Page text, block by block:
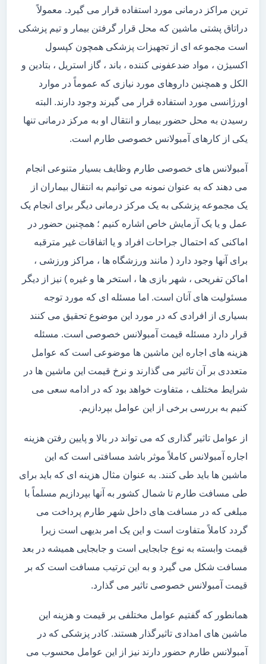
ترین مراکز درمانی مورد استفاده قرار می گیرد. معمولاً
دراتاق پشتی ماشین که محل قرار گرفتن بیمار و تیم پزشکی
است مجموعه ای از تجهیزات پزشکی همچون کپسول
اکسیژن ، مواد ضدعفونی کننده ، باند ، گاز استریل ، بتادین و
الکل و همچنین داروهای مورد نیازی که عموماً در موارد
اورژانسی مورد استفاده قرار می گیرند وجود دارند. البته
رسیدن به محل حضور بیمار و انتقال او به مرکز درمانی تنها
یکی از کارهای آمبولانس خصوصی طارم است.
آمبولانس های خصوصی طارم وظایف بسیار متنوعی انجام
می دهند که به عنوان نمونه می توانیم به انتقال بیماران از
یک مجموعه پزشکی به یک مرکز درمانی دیگر برای انجام یک
عمل و یا یک آزمایش خاص اشاره کنیم ؛ همچنین حضور در
اماکنی که احتمال جراحات افراد و یا اتفاقات غیر مترقبه
برای آنها وجود دارد ( مانند ورزشگاه ها ، مراکز ورزشی ،
اماکن تفریحی ، شهر بازی ها ، استخر ها و غیره ) نیز از دیگر
مسئولیت های آنان است. اما مسئله ای که مورد توجه
بسیاری از افرادی که در مورد این موضوع تحقیق می کنند
قرار دارد مسئله قیمت آمبولانس خصوصی است. مسئله
هزینه های اجاره این ماشین ها موضوعی است که عوامل
متعددی بر آن تاثیر می گذارند و نرخ قیمت این ماشین ها در
شرایط مختلف ، متفاوت خواهد بود که در ادامه سعی می
کنیم به بررسی برخی از این عوامل بپردازیم.
از عوامل تاثیر گذاری که می تواند در بالا و پایین رفتن هزینه
اجاره آمبولانس کاملاً موثر باشد مسافتی است که این
ماشین ها باید طی کنند. به عنوان مثال هزینه ای که باید برای
طی مسافت طارم تا شمال کشور به آنها بپردازیم مسلماً با
مبلغی که در مسافت های داخل شهر طارم پرداخت می
گردد کاملاً متفاوت است و این یک امر بدیهی است زیرا
قیمت وابسته به نوع جابجایی است و جابجایی همیشه در بعد
مسافت شکل می گیرد و به این ترتیب مسافت است که بر
قیمت آمبولانس خصوصی تاثیر می گذارد.
همانطور که گفتیم عوامل مختلفی بر قیمت و هزینه این
ماشین های امدادی تاثیرگذار هستند. کادر پزشکی که در
آمبولانس طارم حضور دارند نیز از این عوامل محسوب می